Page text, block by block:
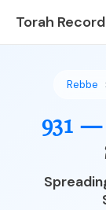
Torah
Rebbe
931 —